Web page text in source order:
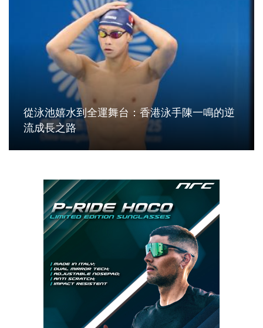
從泳池嬉水到全運舞台：香港泳手陳一鳴的逆
流成長之路